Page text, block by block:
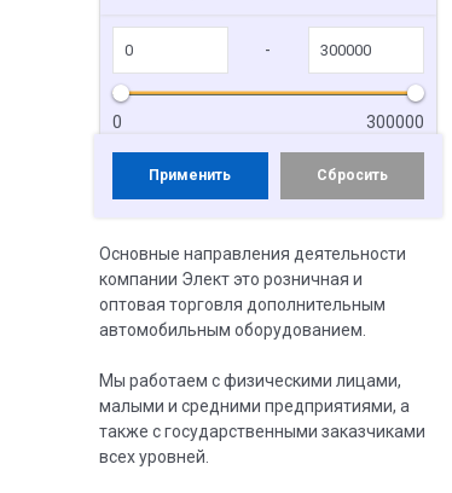
-
0 300000
Основные направления деятельности
компании Элект это розничная и
оптовая торговля дополнительным
автомобильным оборудованием.
Мы работаем с физическими лицами,
малыми и средними предприятиями, а
также с государственными заказчиками
всех уровней.